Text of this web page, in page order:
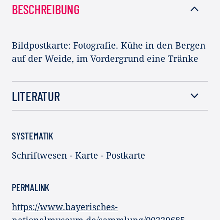
BESCHREIBUNG
Bildpostkarte: Fotografie. Kühe in den Bergen
auf der Weide, im Vordergrund eine Tränke
LITERATUR
SYSTEMATIK
Schriftwesen - Karte - Postkarte
PERMALINK
https://www.bayerisches-